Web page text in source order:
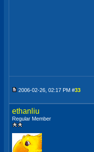
2006-02-26, 02:17 PM #33
ethanliu
Regular Member